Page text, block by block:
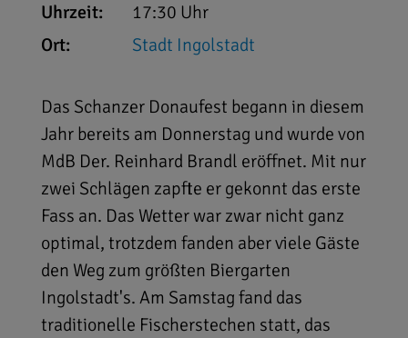
Uhrzeit:
17:30 Uhr
Ort:
Stadt Ingolstadt
Das Schanzer Donaufest begann in diesem
Jahr bereits am Donnerstag und wurde von
MdB Der. Reinhard Brandl eröffnet. Mit nur
zwei Schlägen zapfte er gekonnt das erste
Fass an. Das Wetter war zwar nicht ganz
optimal, trotzdem fanden aber viele Gäste
den Weg zum größten Biergarten
Ingolstadt's. Am Samstag fand das
traditionelle Fischerstechen statt, das